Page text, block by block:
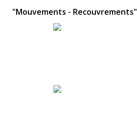
"Mouvements - Recouvrements"